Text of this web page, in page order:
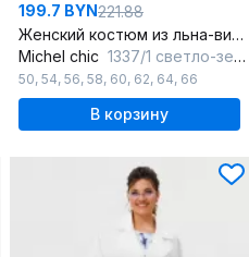
199.7 BYN221.88
Женский костюм из льна-вишера брюки и жакет на каждый день
Michel chic 1337/1 светло-зеленый
50, 54, 56, 58, 60, 62, 64, 66
В корзину